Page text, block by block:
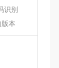
识别
本